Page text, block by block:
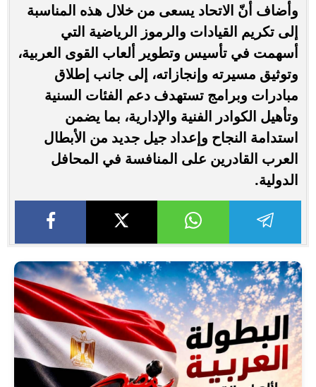
وأضاف أنّ الاتحاد يسعى من خلال هذه المناسبة
إلى تكريم القيادات والرموز الرياضية التي
أسهمت في تأسيس وتطوير ألعاب القوى العربية،
وتوثيق مسيرته وإنجازاته، إلى جانب إطلاق
مبادرات وبرامج تستهدف دعم الفئات السنية
وتأهيل الكوادر الفنية والإدارية، بما يضمن
استدامة النجاح وإعداد جيل جديد من الأبطال
العرب القادرين على المنافسة في المحافل
الدولية.